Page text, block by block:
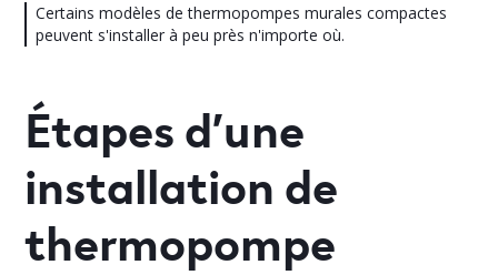
Certains modèles de thermopompes murales compactes
peuvent s'installer à peu près n'importe où.
Étapes d’une
installation de
thermopompe